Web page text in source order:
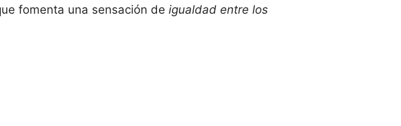
fomenta una sensación de igualdad entre los